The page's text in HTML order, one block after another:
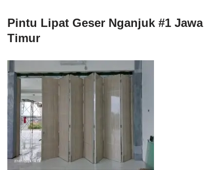
Pintu Lipat Geser Nganjuk #1 Jawa
Timur